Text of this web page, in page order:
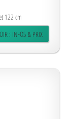
122 cm
: INFOS & PRIX